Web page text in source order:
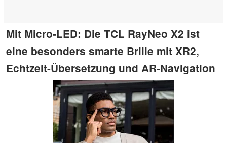
Mit Micro-LED: Die TCL RayNeo X2 ist
eine besonders smarte Brille mit XR2,
Echtzeit-Übersetzung und AR-Navigation